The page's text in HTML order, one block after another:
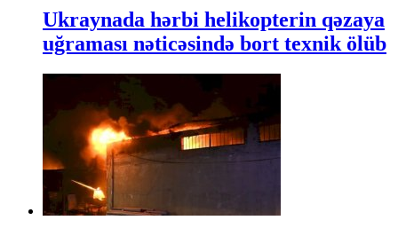
Ukraynada hərbi helikopterin qəzaya
uğraması nəticəsində bort texnik ölüb